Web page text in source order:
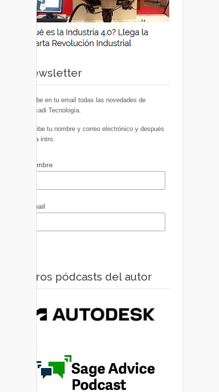
Newsletter
Recibe en tu email todas las novedades de
Euskadi Tecnología.
Escribe tu nombre y correo electrónico y después
pulsa intro.
Nombre
Email
Otros pódcasts del autor